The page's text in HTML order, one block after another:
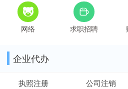
网络 求职招聘
企业代办
执照注册 公司注销